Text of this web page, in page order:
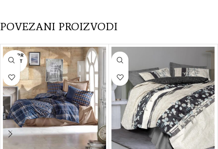
POVEZANI PROIZVODI
RASPR
ODAT